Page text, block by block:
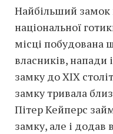
Найбільший замок
національної
місці побудована
власників, напади
замку до XIX
замку тривала
Пітер Кейперс
замку, але і додав